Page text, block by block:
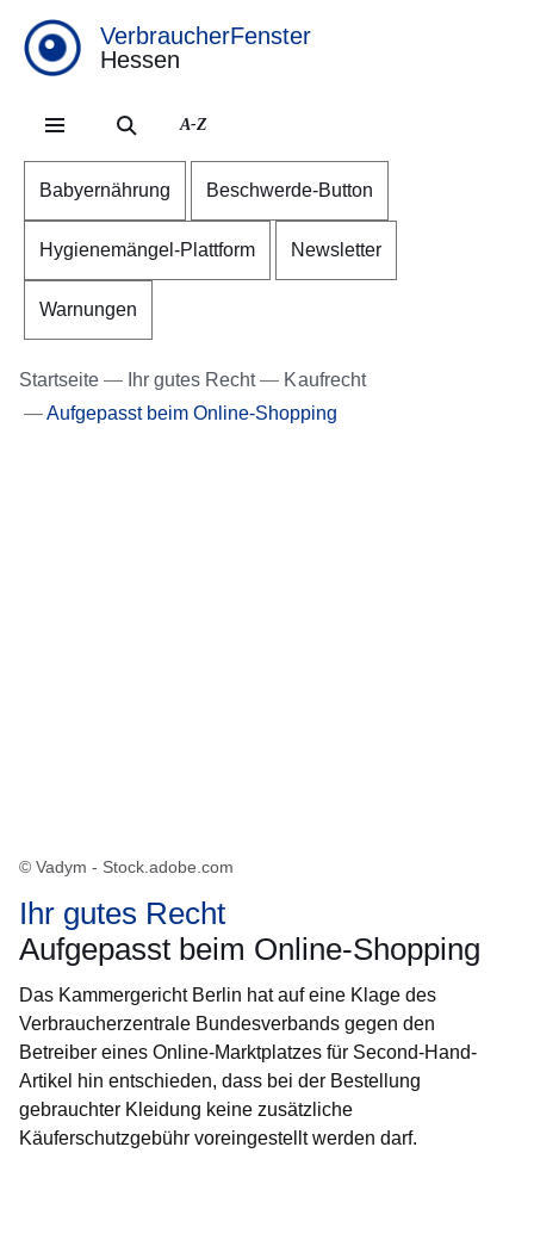
VerbraucherFenster
Hessen
A-Z
Babyernährung Beschwerde-Button
Hygienemängel-Plattform Newsletter
Warnungen
Startseite Ihr gutes Recht
Kaufrecht
Aufgepasst beim Online-Shopping
© Vadym - Stock.adobe.com
Ihr gutes Recht
Aufgepasst beim Online-Shopping
Das Kammergericht Berlin hat auf eine Klage des
Verbraucherzentrale Bundesverbands gegen den
Betreiber eines Online-Marktplatzes für Second-Hand-
Artikel hin entschieden, dass bei der Bestellung
gebrauchter Kleidung keine zusätzliche
Käuferschutzgebühr voreingestellt werden darf.